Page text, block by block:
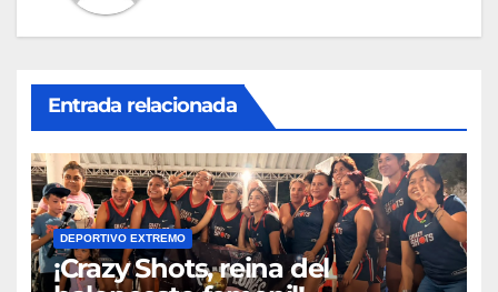
Entrada relacionada
DEPORTIVO EXTREMO
¡Crazy Shots, reina del